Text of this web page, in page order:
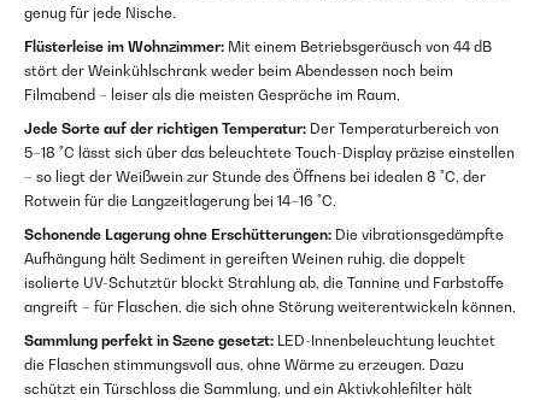
genug für jede Nische.
Flüsterleise im Wohnzimmer: Mit einem Betriebsgeräusch von 44 dB
stört der Weinkühlschrank weder beim Abendessen noch beim
Filmabend – leiser als die meisten Gespräche im Raum.
Jede Sorte auf der richtigen Temperatur: Der Temperaturbereich von
5–18 °C lässt sich über das beleuchtete Touch-Display präzise einstellen
– so liegt der Weißwein zur Stunde des Öffnens bei idealen 8 °C, der
Rotwein für die Langzeitlagerung bei 14–16 °C.
Schonende Lagerung ohne Erschütterungen: Die vibrationsgedämpfte
Aufhängung hält Sediment in gereiften Weinen ruhig, die doppelt
isolierte UV-Schutztür blockt Strahlung ab, die Tannine und Farbstoffe
angreift – für Flaschen, die sich ohne Störung weiterentwickeln können.
Sammlung perfekt in Szene gesetzt: LED-Innenbeleuchtung leuchtet
die Flaschen stimmungsvoll aus, ohne Wärme zu erzeugen. Dazu
schützt ein Türschloss die Sammlung, und ein Aktivkohlefilter hält